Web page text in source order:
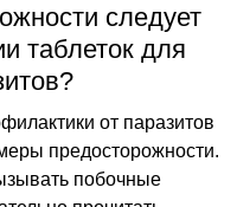
следует
таблеток для
от паразитов
предосторожности.
побочные